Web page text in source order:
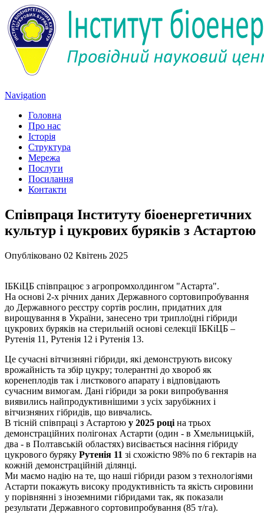
Navigation
Головна
Про нас
Історія
Структура
Мережа
Послуги
Посилання
Контакти
Співпраця Інституту біоенергетичних
культур і цукрових буряків з Астартою
Опубліковано 02 Квітень 2025
ІБКіЦБ співпрацює з агропромхолдингом "Астарта".
На основі 2-х річних даних Державного сортовипробування
до Державного реєстру сортів рослин, придатних для
вирощування в України, занесено три триплоїдні гібриди
цукрових буряків на стерильній основі селекції ІБКіЦБ –
Рутенія 11, Рутенія 12 і Рутенія 13.
Це сучасні вітчизняні гібриди, які демонструють високу
врожайність та збір цукру; толерантні до хвороб як
коренеплодів так і листкового апарату і відповідають
сучасним вимогам. Дані гібриди за роки випробування
виявились найпродуктивнішими з усіх зарубіжних і
вітчизняних гібридів, що вивчались.
В тісній співпраці з Астартою у 2025 році на трьох
демонстраційних полігонах Астарти (один - в Хмельницькій,
два - в Полтавській областях) висівається насіння гібриду
цукрового буряку Рутенія 11 зі схожістю 98% по 6 гектарів на
кожній демонстраційній ділянці.
Ми маємо надію на те, що наші гібриди разом з технологіями
Астарти покажуть високу продуктивність та якість сировини
у порівнянні з іноземними гібридами так, як показали
результати Державного сортовипробування (85 т/га).